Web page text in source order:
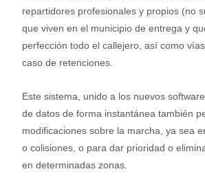
repartidores profesionales y propios (no
que viven en el municipio de entrega y
perfección todo el callejero, así como
caso de retenciones.
Este sistema, unido a los nuevos
de datos de forma instantánea también
modificaciones sobre la marcha, ya sea
o colisiones, o para dar prioridad o
en determinadas zonas.